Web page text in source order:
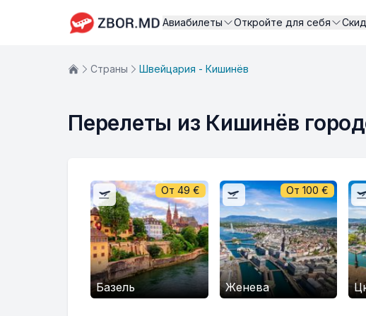
Авиабилеты Откройте для себя
Страны Швейцария - Кишинёв
Перелеты из Кишинёв
Базель
От 49 €
Женева
От 100 €